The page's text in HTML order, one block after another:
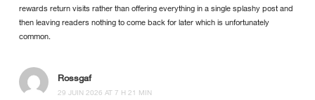
rewards return visits rather than offering everything in a single splashy post and
then leaving readers nothing to come back for later which is unfortunately
common.
Rossgaf
29 JUIN 2026 AT 7 H 21 MIN